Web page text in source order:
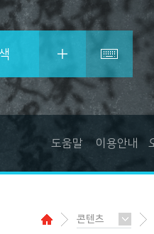
도움말 이용안내